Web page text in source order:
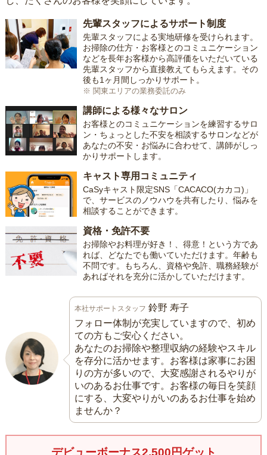
先輩スタッフによるサポート制度
先輩スタッフによる実地研修を受けられます。
お掃除の仕方・お客様とのコミュニケーション
などを長年お客様から高評価をいただいている
先輩スタッフから直接教えてもらえます。その
後も1ヶ月間しっかりサポート。
※ 関東エリアの業務委託のみ
講師による様々なサロン
お客様とのコミュニケーションを練習するサロ
ン・ちょっとした不安を相談するサロンなどが
あなたの不安・お悩みに合わせて、講師がしっ
かりサポートします。
キャスト専用コミュニティ
CaSyキャスト限定SNS「CACACO(カカコ)」
で、サービスのノウハウを共有したり、悩みを
相談することができます。
資格・免許不要
お掃除やお料理が好き！、得意！という方であ
れば、どなたでも働いていただけます。年齢も
不問です。もちろん、資格や免許、職務経験が
あればそれを充分に活かしていただけます。
本社サポートスタッフ 鈴野 寿子
フォロー体制が充実していますので、初め
ての方もご安心ください。
あなたのお掃除や整理収納の経験やスキル
を存分に活かせます。お客様は家事にお困
りの方が多いので、大変感謝されるやりが
いのあるお仕事です。お客様の毎日を笑顔
にする、大変やりがいのあるお仕事を始め
ませんか？
デビューボーナス2,500円ゲット